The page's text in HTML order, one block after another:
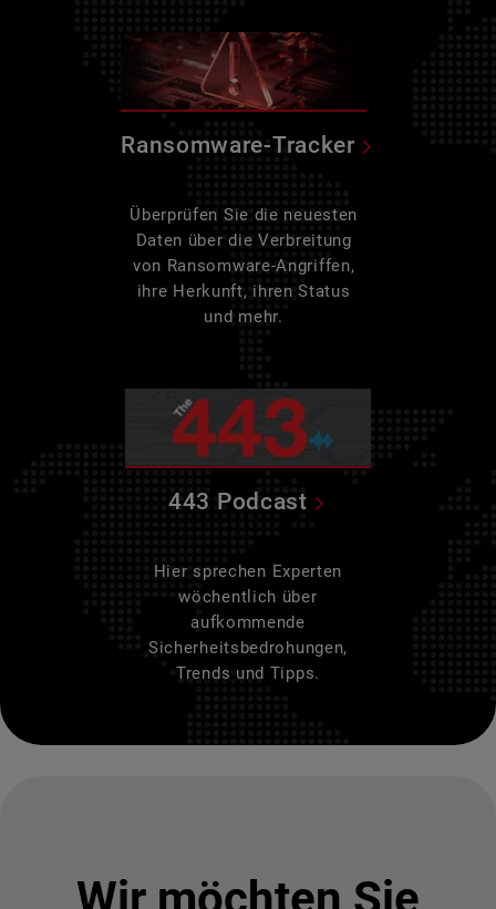
Ransomware-Tracker
Überprüfen Sie die neuesten
Daten über die Verbreitung
von Ransomware-Angriffen,
ihre Herkunft, ihren Status
und mehr.
443 Podcast
Hier sprechen Experten
wöchentlich über
aufkommende
Sicherheitsbedrohungen,
Trends und Tipps.